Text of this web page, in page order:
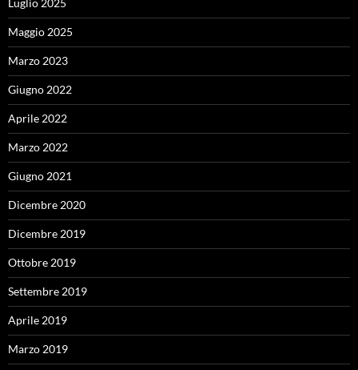
Luglio 2025
Maggio 2025
Marzo 2023
Giugno 2022
Aprile 2022
Marzo 2022
Giugno 2021
Dicembre 2020
Dicembre 2019
Ottobre 2019
Settembre 2019
Aprile 2019
Marzo 2019